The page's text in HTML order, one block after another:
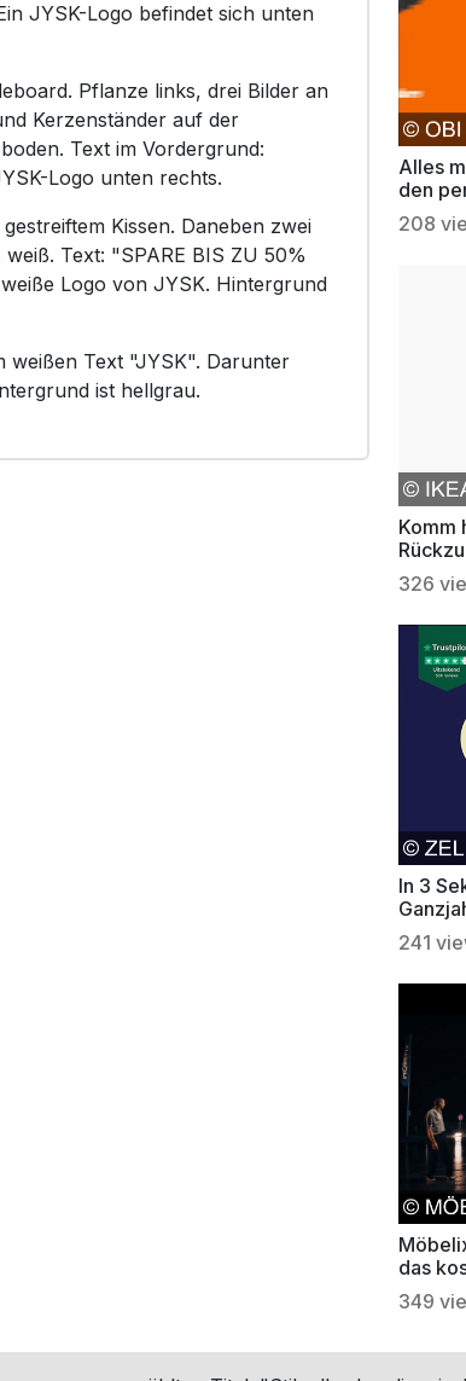
JYSK-Logo befindet sich unten
Pflanze links, drei Bilder an
Kerzenständer auf der
Text im Vordergrund:
Logo unten rechts.
Kissen. Daneben zwei
Text: "SPARE BIS ZU 50%
Logo von JYSK. Hintergrund
weißen Text "JYSK". Darunter
ist hellgrau.
Alles
den
208
Komm
326
In 3
241
das
349